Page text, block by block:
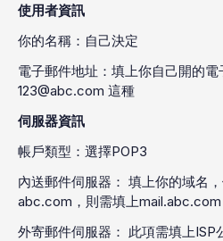
使用者資訊
你的名稱：自己決定
電子郵件地址：填上你自己開的電
123@abc.com 這種
伺服器資訊
帳戶類型：選擇POP3
內送郵件伺服器： 填上你的域名
abc.com，則需填上mail.abc.com
外寄郵件伺服器： 此項需填上ISP